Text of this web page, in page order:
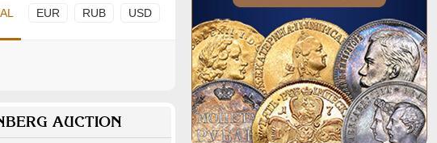
EUR RUB USD
AUCTION